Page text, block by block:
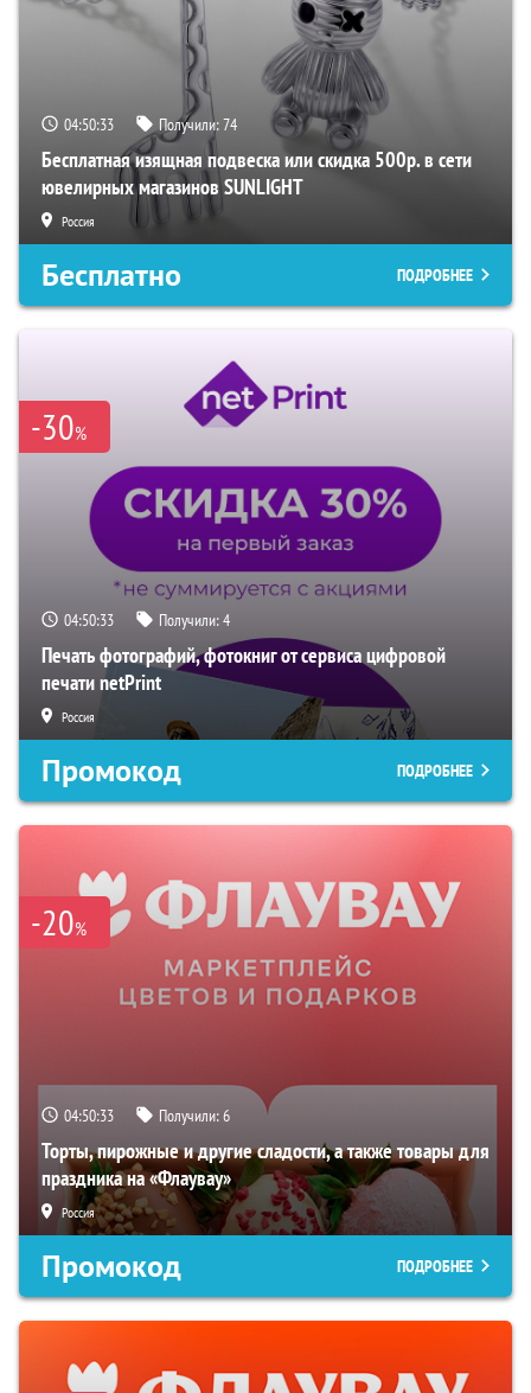
04:50:32 Получили:74
Бесплатная изящная подвеска или скидка 500р. в сети
ювелирных магазинов SUNLIGHT
Россия
Бесплатно ПОДРОБНЕЕ
-30%
04:50:32 Получили:4
Печать фотографий, фотокниг от сервиса цифровой
печати netPrint
Россия
Промокод ПОДРОБНЕЕ
-20%
04:50:32 Получили:6
Торты, пирожные и другие сладости, а также товары для
праздника на «Флаувау»
Россия
Промокод ПОДРОБНЕЕ